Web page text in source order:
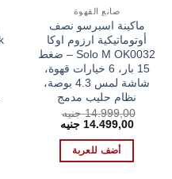
صانع القهوة
ماكينة اسبرسو نصف
أوتوماتيكية ارزوم اوكا
Solo M OK0032 – ضغط
15 بار، 6 خيارات قهوة،
شاشة لمس 4.3 بوصة،
نظام حليب مدمج
14.999,00 جنيه
السعر
هو:
14.999,00 EGP.
14.499,00 جنيه
أضف للعربة